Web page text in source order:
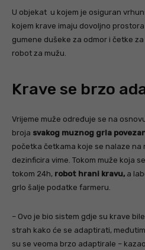
U objekat u kojem je osiguran
kojem krave imaju dovoljno
gumene dušeke za odmor i četke
robot za mužu.
Krave se brzo
Vrijeme muže određuje se na
broja svakog muznog grla
početka četkama koje se nalaze na
dezinficira vime. Tokom muže koja
tokom 24h, robot hrani kravu, a
grlo šalje podatke farmeru.
– Ovo je bio sistem gdje su krave
strah kako će se adaptirati,
su se veoma brzo adaptirale –